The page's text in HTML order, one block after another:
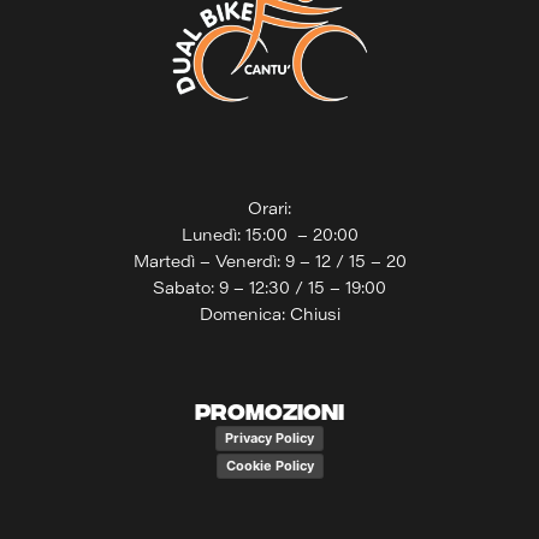
Orari:
Lunedì: 15:00 – 20:00
Martedì – Venerdì: 9 – 12 / 15 – 20
Sabato: 9 – 12:30 / 15 – 19:00
Domenica: Chiusi
PROMOZIONI
Privacy Policy
Cookie Policy